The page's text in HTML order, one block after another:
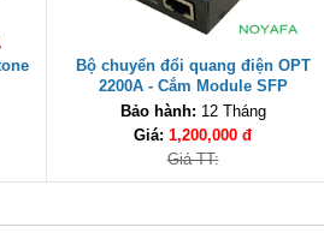
Bộ chuyển đổi quang điện OPT
2200A - Cắm Module SFP
Bảo hành: 12 Tháng
Giá: 1,200,000 đ
Giá TT: